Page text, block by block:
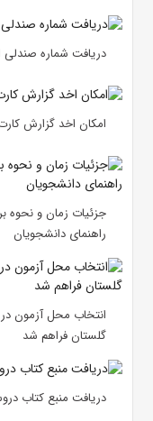
دریافت شماره صندلی
امکان اخد گزارش کارت
جزئیات زمان و نحوه
راهنمای دانشجویان
گلستان فراهم شد
دریافت منبع کتاب